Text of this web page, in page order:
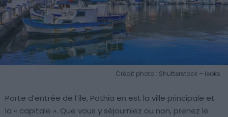
Crédit photo : Shutterstock – leoks
Porte d’entrée de l’île, Pothia en est la ville principale et
la « capitale ». Que vous y séjourniez ou non, prenez le